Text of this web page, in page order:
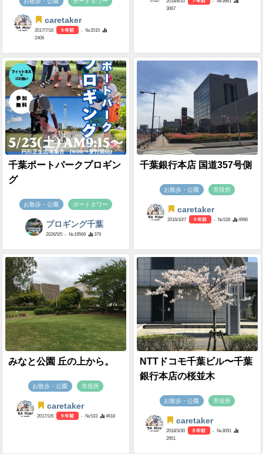
caretaker
2017/7/16 9 年前
- №2015
2406
3067
千葉ポートパークプロギン
グ
お散歩・公園 ポートタワー
プロギング千葉
2026/5/5 - №19569 379
千葉銀行本店 国道357号側
お散歩・公園 市役所
caretaker
2016/10/7 9 年前 - №528 4996
みなと公園 丘の上から。
お散歩・公園 市役所
caretaker
2017/1/6 9 年前 - №533 4618
NTTドコモ千葉ビル〜千葉
銀行本店の桜並木
お散歩・公園 市役所
caretaker
2018/3/30 8 年前
- №3091
2951